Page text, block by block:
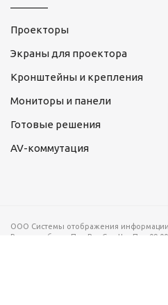
Проекторы
Экраны для проектора
Кронштейны и крепления
Мониторы и панели
Готовые решения
AV-коммутация
ООО Системы отображения информации
Режим работы: Пн , Вт , Ср , Чт , Пт c